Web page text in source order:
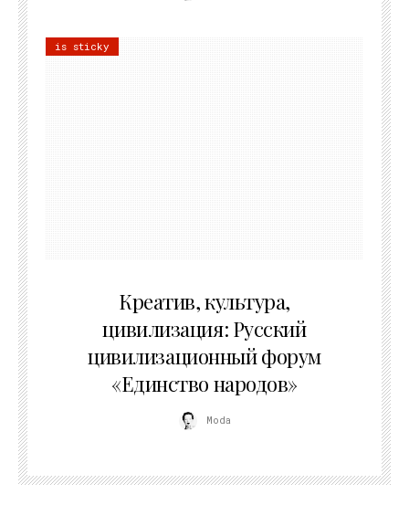
is sticky
Креатив, культура,
цивилизация: Русский
цивилизационный форум
«Единство народов»
Moda